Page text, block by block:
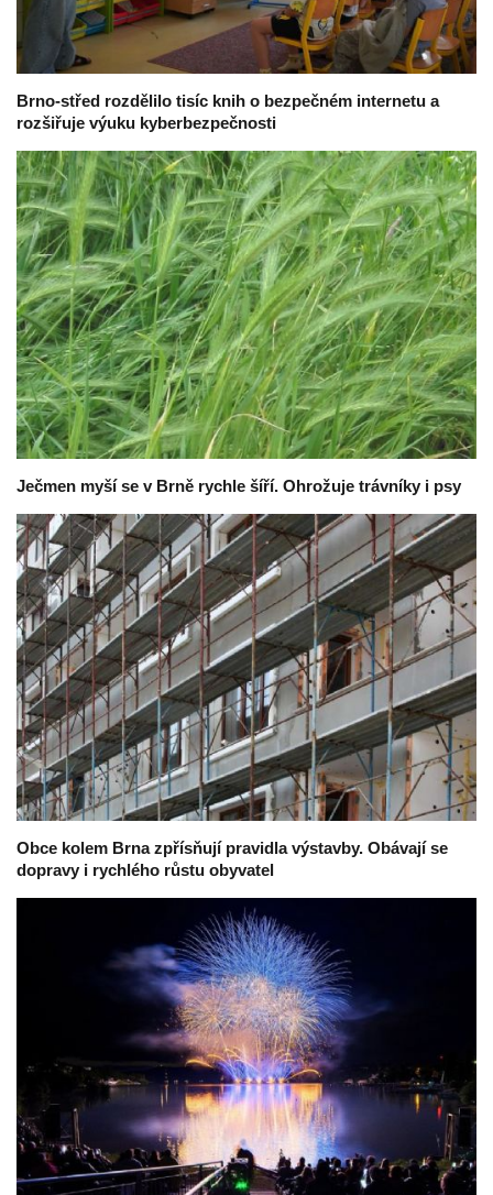
Brno-střed rozdělilo tisíc knih o bezpečném internetu a
rozšiřuje výuku kyberbezpečnosti
Ječmen myší se v Brně rychle šíří. Ohrožuje trávníky i psy
Obce kolem Brna zpřísňují pravidla výstavby. Obávají se
dopravy i rychlého růstu obyvatel